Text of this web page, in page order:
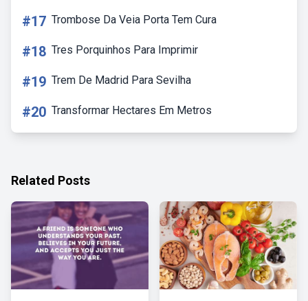
#17 Trombose Da Veia Porta Tem Cura
#18 Tres Porquinhos Para Imprimir
#19 Trem De Madrid Para Sevilha
#20 Transformar Hectares Em Metros
Related Posts